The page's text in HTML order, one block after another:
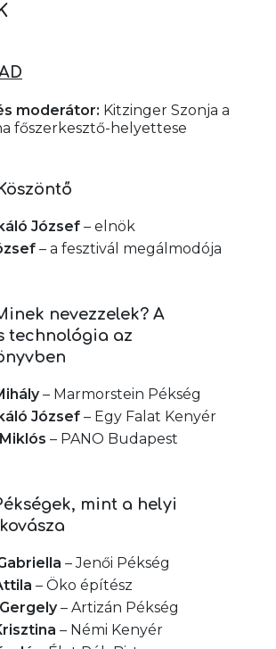
moderátor: Kitzinger Szonja a
főszerkesztő-helyettese
József – elnök
– a fesztivál megálmodója
nevezzelek? A
technológia az
– Marmorstein Pékség
József – Egy Falat Kenyér
– PANO Budapest
mint a helyi
– Jenői Pékség
– Öko építész
– Artizán Pékség
– Némi Kenyér